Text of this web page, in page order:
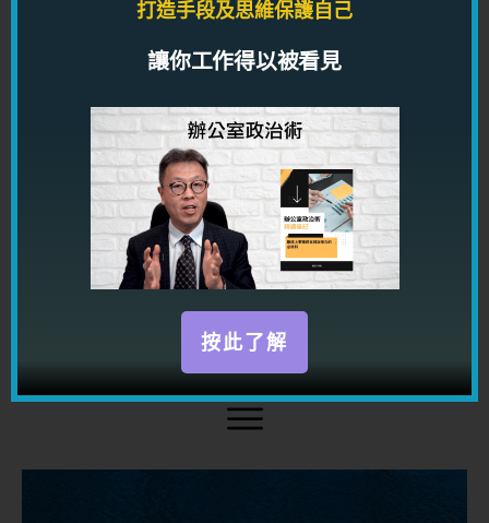
理論，潛意識，改思改運等等。
http://lungcourse.com/service
打造手段及思維保護自己
讓你工作得以被看見
按此了解